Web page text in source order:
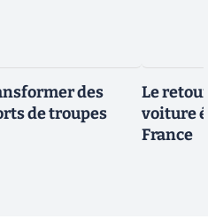
des
de troupes
Le
voiture
France